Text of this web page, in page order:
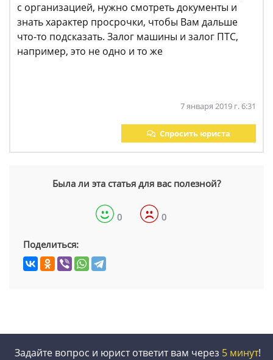
с организацией, нужно смотреть документы и
знать характер просрочки, чтобы Вам дальше
что-то подсказать. Залог машины и залог ПТС,
например, это не одно и то же
7 января 2019 г. 6:31
Спросить юриста
Была ли эта статья для вас полезной?
0 0
Поделиться:
Задайте вопрос и юрист ответит вам через 5 минут!